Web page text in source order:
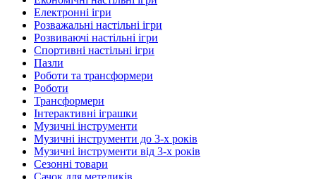
Електронні ігри
Розважальні настільні ігри
Розвиваючі настільні ігри
Спортивні настільні ігри
Пазли
Роботи та трансформери
Роботи
Трансформери
Інтерактивні іграшки
Музичні інструменти
Музичні інструменти до 3-х років
Музичні інструменти від 3-х років
Сезонні товари
Сачок для метеликів